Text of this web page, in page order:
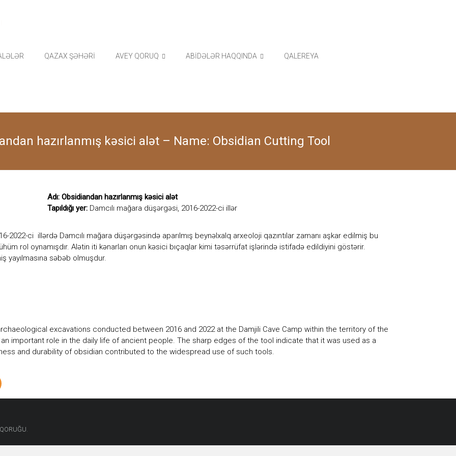
QAZAX ŞƏHƏRİ AVEY QORUQ ABİDƏLƏR HAQQINDA QALEREYA
hazırlanmış kəsici alət – Name: Obsidian Cutting Tool
Adı: Obsidiandan hazırlanmış kəsici alət
Tapıldığı yer: Damcılı mağara düşərgəsi, 2016-2022-ci illər
2022-ci illərdə Damcılı mağara düşərgəsində aparılmış beynəlxalq arxeoloji qazıntılar zamanı aşkar edilmiş bu
rol oynamışdır. Alətin iti kənarları onun kəsici bıçaqlar kimi təsərrüfat işlərində istifadə edildiyini göstərir.
yayılmasına səbəb olmuşdur.
excavations conducted between 2016 and 2022 at the Damjili Cave Camp within the territory of the
an important role in the daily life of ancient people. The sharp edges of the tool indicate that it was used as a
and durability of obsidian contributed to the widespread use of such tools.